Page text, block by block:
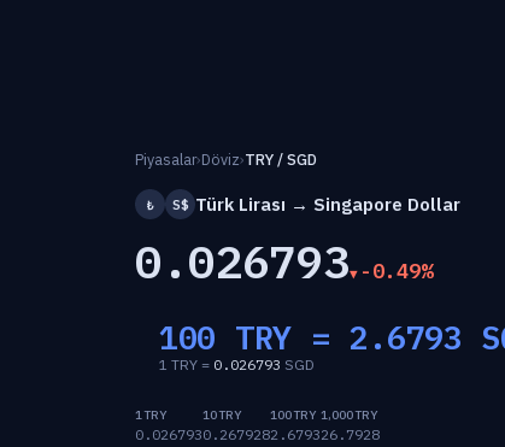
Piyasalar›Döviz›TRY / SGD
₺ S$ Türk Lirası → Singapore Dollar
0.026793 -0.49%
100 TRY = 2.6793
1 TRY = 0.026793 SGD
1 TRY
0.026793
10 TRY
0.267928
100 TRY
2.6793
1,000 TRY
26.7928